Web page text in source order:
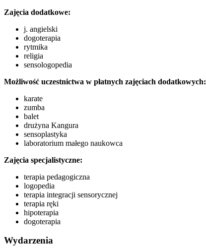
Zajęcia dodatkowe:
j. angielski
dogoterapia
rytmika
religia
sensologopedia
Możliwość uczestnictwa w płatnych zajęciach dodatkowych:
karate
zumba
balet
drużyna Kangura
sensoplastyka
laboratorium małego naukowca
Zajęcia specjalistyczne:
terapia pedagogiczna
logopedia
terapia integracji sensorycznej
terapia ręki
hipoterapia
dogoterapia
Wydarzenia